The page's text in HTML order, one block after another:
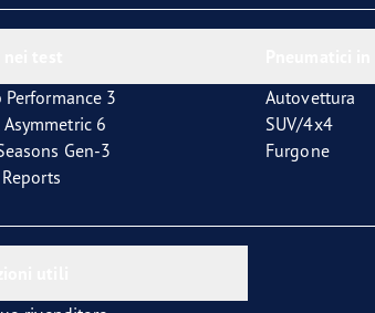
Performance 3
Asymmetric 6
Gen-3
Autovettura
SUV/4x4
Furgone